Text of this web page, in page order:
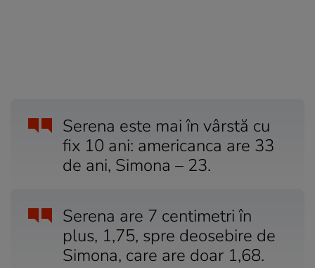
Serena este mai în vârstă cu
fix 10 ani: americanca are 33
de ani, Simona – 23.
Serena are 7 centimetri în
plus, 1,75, spre deosebire de
Simona, care are doar 1,68.